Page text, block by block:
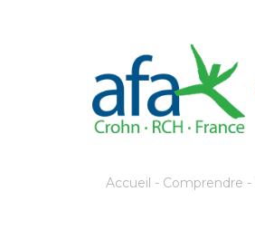
Accueil - Comprendre -